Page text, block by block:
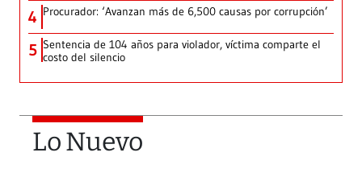
4 Procurador: ‘Avanzan más de 6,500 causas por corrupción’
5 Sentencia de 104 años para violador, víctima comparte el
costo del silencio
Lo Nuevo